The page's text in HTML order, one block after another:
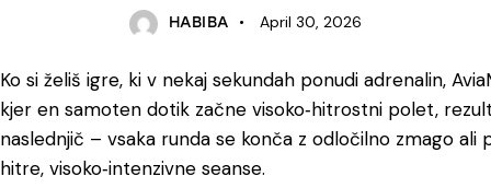
HABIBA April 30, 2026
Ko si želiš igre, ki v nekaj sekundah ponudi adrenalin,
kjer en samoten dotik začne visoko‑hitrostni polet,
naslednjič – vsaka runda se konča z odločilno zmago
hitre, visoko‑intenzivne seanse.